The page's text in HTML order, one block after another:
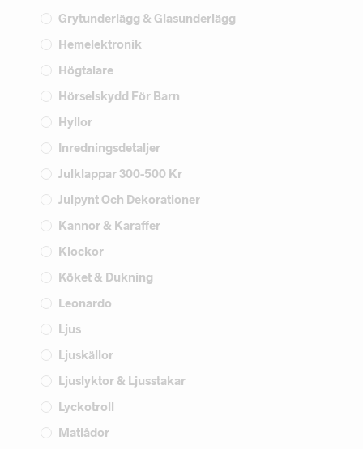
Grytunderlägg & Glasunderlägg
Hemelektronik
Högtalare
Hörselskydd För Barn
Hyllor
Inredningsdetaljer
Julklappar 300-500 Kr
Julpynt Och Dekorationer
Kannor & Karaffer
Klockor
Köket & Dukning
Leonardo
Ljus
Ljuskällor
Ljuslyktor & Ljusstakar
Lyckotroll
Matlådor